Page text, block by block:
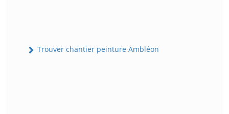
Trouver chantier peinture Ambléon